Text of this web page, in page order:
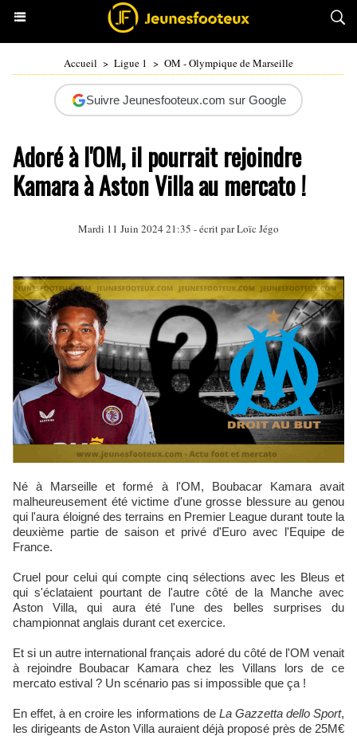
Accueil > Ligue 1 > OM - Olympique de Marseille
Suivre Jeunesfooteux.com sur Google
Adoré à l'OM, il pourrait rejoindre
Kamara à Aston Villa au mercato !
Mardi 11 Juin 2024 21:35 - écrit parLoïc Jégo
Né à Marseille et formé à l'OM, Boubacar Kamara avait
malheureusement été victime d'une grosse blessure au genou
qui l'aura éloigné des terrains en Premier League durant toute la
deuxième partie de saison et privé d'Euro avec l'Equipe de
France.
Cruel pour celui qui compte cinq sélections avec les Bleus et
qui s'éclataient pourtant de l'autre côté de la Manche avec
Aston Villa, qui aura été l'une des belles surprises du
championnat anglais durant cet exercice.
Et si un autre international français adoré du côté de l'OM venait
à rejoindre Boubacar Kamara chez les Villans lors de ce
mercato estival ? Un scénario pas si impossible que ça !
En effet, à en croire les informations de La Gazzetta dello Sport,
les dirigeants de Aston Villa auraient déjà proposé près de 25M€